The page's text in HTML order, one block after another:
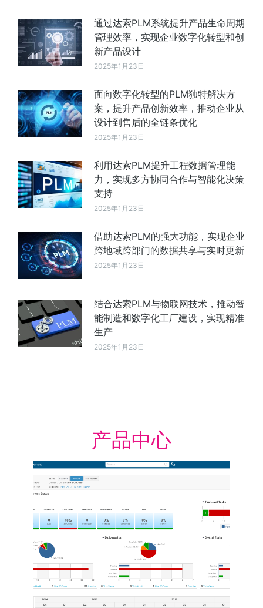
通过达索PLM系统提升产品生命周期
管理效率，实现企业数字化转型和创
新产品设计
2025年1月23日
面向数字化转型的PLM独特解决方
案，提升产品创新效率，推动企业从
设计到售后的全链条优化
2025年1月23日
利用达索PLM提升工程数据管理能
力，实现多方协同合作与智能化决策
支持
2025年1月23日
借助达索PLM的强大功能，实现企业
跨地域跨部门的数据共享与实时更新
2025年1月23日
结合达索PLM与物联网技术，推动智
能制造和数字化工厂建设，实现精准
生产
2025年1月23日
产品中心